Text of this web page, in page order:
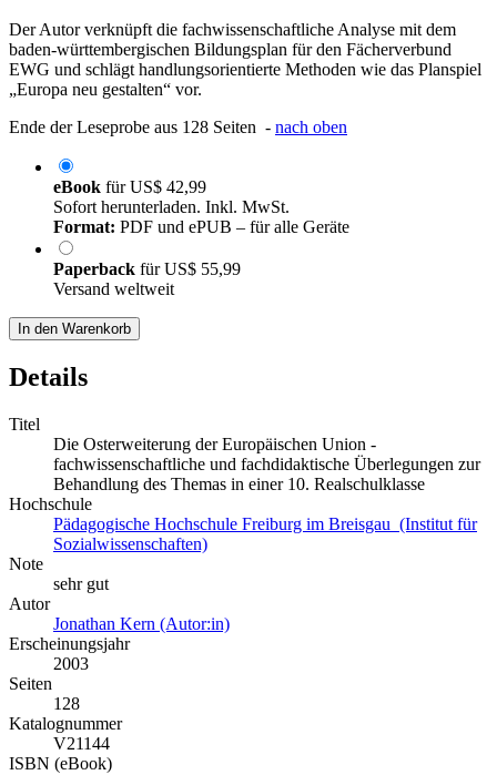
Der Autor verknüpft die fachwissenschaftliche Analyse mit dem
baden-württembergischen Bildungsplan für den Fächerverbund
EWG und schlägt handlungsorientierte Methoden wie das Planspiel
„Europa neu gestalten“ vor.
Ende der Leseprobe aus 128 Seiten - nach oben
eBook fürUS$ 42,99
Sofort herunterladen. Inkl. MwSt.
Format: PDF und ePUB – für alle Geräte
Paperback fürUS$ 55,99
Versand weltweit
In den Warenkorb
Details
Titel
Die Osterweiterung der Europäischen Union -
fachwissenschaftliche und fachdidaktische Überlegungen zur
Behandlung des Themas in einer 10. Realschulklasse
Hochschule
Pädagogische Hochschule Freiburg im Breisgau (Institut für
Sozialwissenschaften)
Note
sehr gut
Autor
Jonathan Kern (Autor:in)
Erscheinungsjahr
2003
Seiten
128
Katalognummer
V21144
ISBN (eBook)